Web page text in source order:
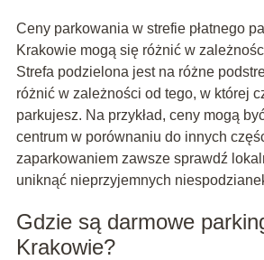
Ceny parkowania w strefie płatnego
Krakowie mogą się różnić w
Strefa podzielona jest na różne
różnić w zależności od tego, w której
parkujesz. Na przykład, ceny mogą
centrum w porównaniu do innych
zaparkowaniem zawsze sprawdź
uniknąć nieprzyjemnych
Gdzie są darmowe
Krakowie?